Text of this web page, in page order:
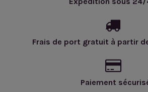
Frais de port gratuit à partir
Paiement